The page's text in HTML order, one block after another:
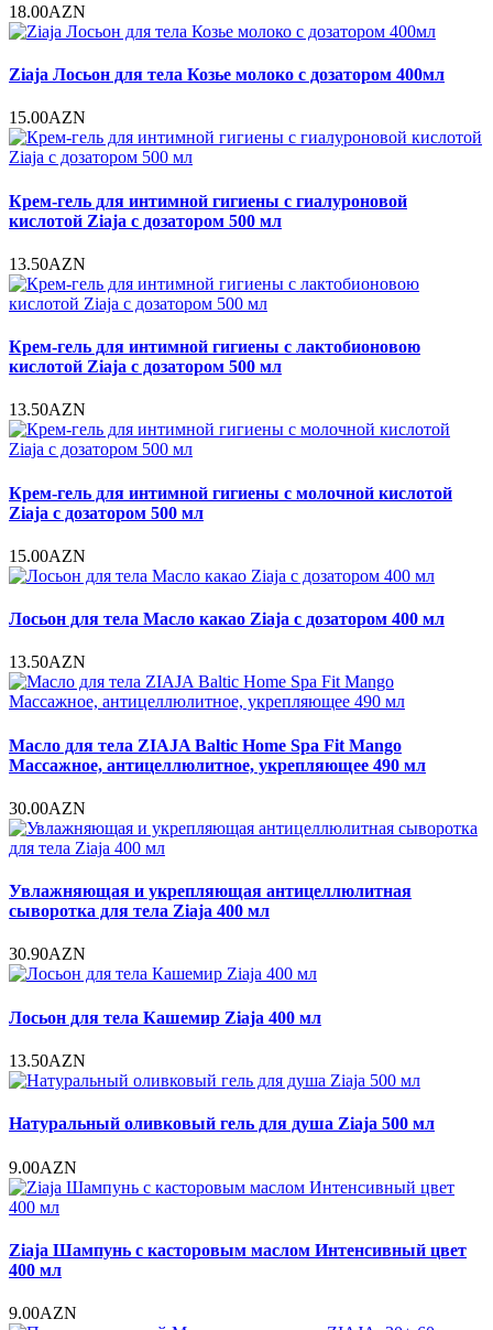
18.00AZN
Ziaja Лосьон для тела Козье молоко с дозатором 400мл
15.00AZN
Крем-гель для интимной гигиены с гиалуроновой
кислотой Ziaja с дозатором 500 мл
13.50AZN
Крем-гель для интимной гигиены с лактобионовою
кислотой Ziaja с дозатором 500 мл
13.50AZN
Крем-гель для интимной гигиены с молочной кислотой
Ziaja с дозатором 500 мл
15.00AZN
Лосьон для тела Масло какао Ziaja с дозатором 400 мл
13.50AZN
Масло для тела ZIAJA Baltic Home Spa Fit Mango
Массажное, антицеллюлитное, укрепляющее 490 мл
30.00AZN
Увлажняющая и укрепляющая антицеллюлитная
сыворотка для тела Ziaja 400 мл
30.90AZN
Лосьон для тела Кашемир Ziaja 400 мл
13.50AZN
Натуральный оливковый гель для душа Ziaja 500 мл
9.00AZN
Ziaja Шампунь с касторовым маслом Интенсивный цвет
400 мл
9.00AZN